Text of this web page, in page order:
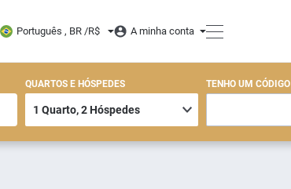
Português , BR /R$ A minha conta
QUARTOS E HÓSPEDES TENHO UM CÓDIGO